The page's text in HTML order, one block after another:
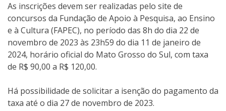
As inscrições devem ser realizadas pelo site de
concursos da Fundação de Apoio à Pesquisa, ao Ensino
e à Cultura (FAPEC), no período das 8h do dia 22 de
novembro de 2023 às 23h59 do dia 11 de janeiro de
2024, horário oficial do Mato Grosso do Sul, com taxa
de R$ 90,00 a R$ 120,00.
Há possibilidade de solicitar a isenção do pagamento da
taxa até o dia 27 de novembro de 2023.